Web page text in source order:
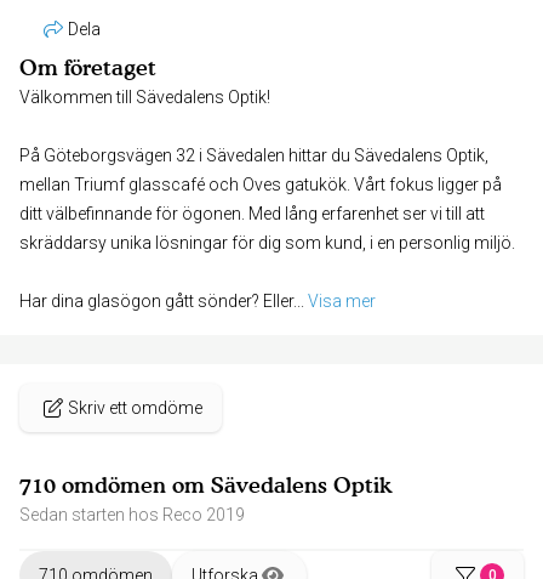
Dela
Om företaget
Välkommen till Sävedalens Optik!
På Göteborgsvägen 32 i Sävedalen hittar du Sävedalens Optik,
mellan Triumf glasscafé och Oves gatukök. Vårt fokus ligger på
ditt välbefinnande för ögonen. Med lång erfarenhet ser vi till att
skräddarsy unika lösningar för dig som kund, i en personlig miljö.
Har dina glasögon gått sönder? Eller... Visa mer
Skriv ett omdöme
710 omdömen om Sävedalens Optik
Sedan starten hos Reco 2019
0